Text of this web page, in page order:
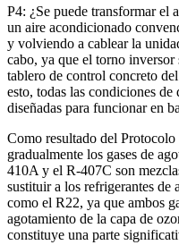
P4: ¿Se puede transformar el
un aire acondicionado
y volviendo a cablear la
cabo, ya que el torno inversor
tablero de control concreto
esto, todas las condiciones de
diseñadas para funcionar en
Como resultado del
gradualmente los gases de
410A y el R-407C son
sustituir a los refrigerantes de
como el R22, ya que ambos
agotamiento de la capa de
constituye una parte